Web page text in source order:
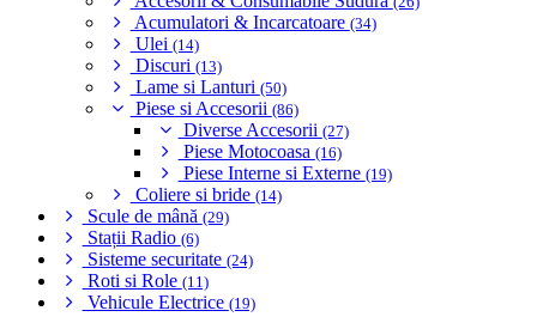
Acumulatori & Incarcatoare (34)
Ulei (14)
Discuri (13)
Lame si Lanturi (50)
Piese si Accesorii (86)
Diverse Accesorii (27)
Piese Motocoasa (16)
Piese Interne si Externe (19)
Coliere si bride (14)
Scule de mână (29)
Stații Radio (6)
Sisteme securitate (24)
Roti si Role (11)
Vehicule Electrice (19)